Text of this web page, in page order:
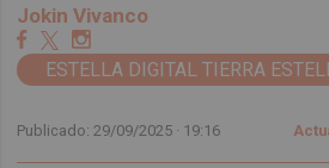
Jokin Vivanco
ESTELLA DIGITAL TIERRA
Publicado: 29/09/2025 · 19:16